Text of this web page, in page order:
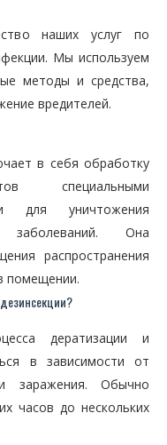
наших услуг по
Мы используем
методы и средства,
вредителей.
в себя обработку
специальными
для уничтожения
заболеваний. Она
распространения
помещении.
дератизации и
в зависимости от
заражения. Обычно
часов до нескольких